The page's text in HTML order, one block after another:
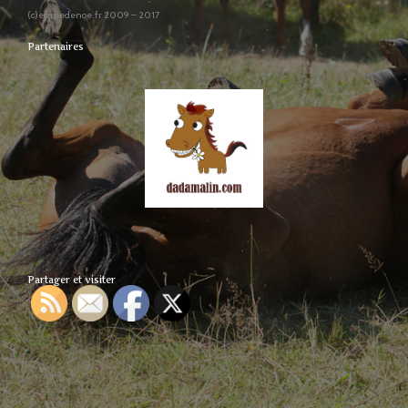
(c)ecuriedenoe.fr 2009 – 2017
Partenaires
Partager et visiter